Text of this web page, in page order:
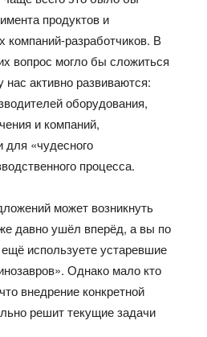
продуктов и
компаний-разработчиков. В
вопрос могло бы сложиться
нас активно развиваются:
оборудования,
и компаний,
для «чудесного
процесса.
может возникнуть
давно ушёл вперёд, а вы по
используете устаревшие
Однако мало кто
внедрение конкретной
решит текущие задачи